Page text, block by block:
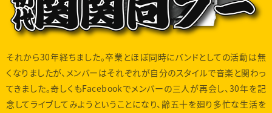
それから30年経ちました。卒業とほぼ同時にバンドとしての活動は無
くなりましたが、メンバーはそれぞれが自分のスタイルで音楽と関わっ
てきました。奇しくもFacebookでメンバーの三人が再会し、30年を記
念してライブしてみようということになり、齢五十を廻り多忙な生活を